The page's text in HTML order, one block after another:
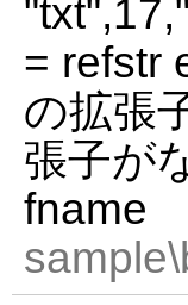
= refstr
の拡張
張子が
fname